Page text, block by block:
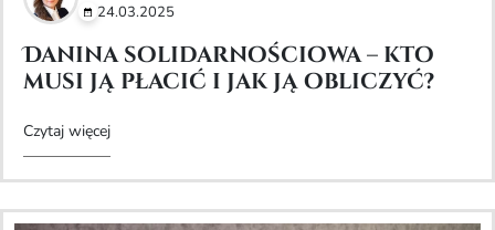
24.03.2025
Danina solidarnościowa – kto
musi ją płacić i jak ją obliczyć?
Czytaj więcej